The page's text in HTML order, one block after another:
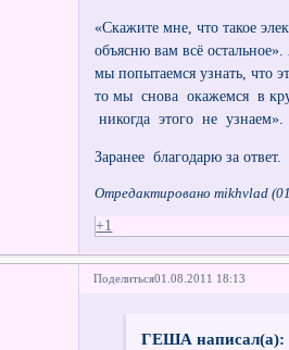
«Скажите мне, что такое
объясню вам всё
мы попытаемся узнать, что
то мы снова окажемся в
никогда этого не узнаем».
Заранее благодарю за ответ.
Отредактировано mikhvlad
+1
Поделиться01.08.2011 18:13
ГЕША написал(а):